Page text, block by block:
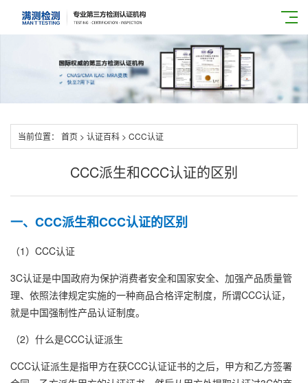
当前位置： 首页 > 认证百科 > CCC认证
CCC派生和CCC认证的区别
一、CCC派生和CCC认证的区别
（1）CCC认证
3C认证是中国政府为保护消费者安全和国家安全、加强产品质量管
理、依照法律规定实施的一种商品合格评定制度，所谓CCC认证，
就是中国强制性产品认证制度。
（2）什么是CCC认证派生
CCC认证派生是指甲方在获CCC认证证书的之后，甲方和乙方签署